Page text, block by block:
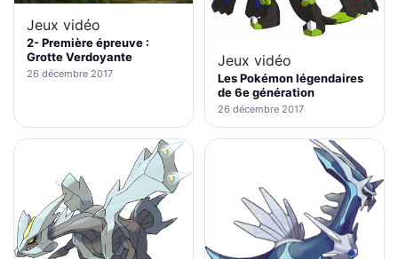
Jeux vidéo
2- Première épreuve :
Grotte Verdoyante
26 décembre 2017
Jeux vidéo
Les Pokémon légendaires
de 6e génération
26 décembre 2017